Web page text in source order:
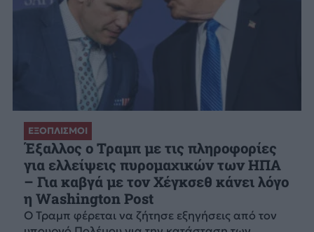
ΕΞΟΠΛΙΣΜΟΙ
Έξαλλος ο Τραμπ με τις πληροφορίες
για ελλείψεις πυρομαχικών των ΗΠΑ
– Για καβγά με τον Χέγκσεθ κάνει λόγο
η Washington Post
Ο Τραμπ φέρεται να ζήτησε εξηγήσεις από τον